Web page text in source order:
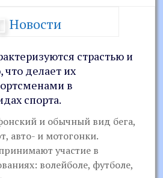
Новости
страстью и
делает их
в
спорта.
и обычный вид бега,
авто- и мотогонки.
участие в
волейболе, футболе,